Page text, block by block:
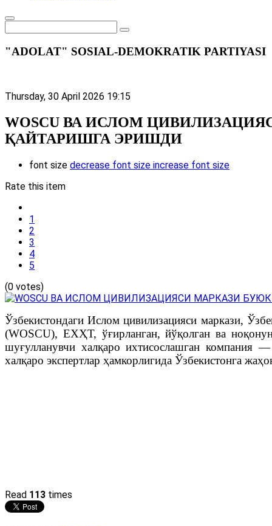
"ADOLAT" SOSIAL-DEMOKRATIK PARTIYASI
Thursday, 30 April 2026 19:15
WOSCU ВА ИСЛОМ
ҚАЙТАРИШГА ЭРИШДИ
font size decrease font size increase font size
Rate this item
1
2
3
4
5
(0 votes)
Ўзбекистондаги Ислом цивилизацияси маркази,
(WOSCU), ЕХҲТ, ўғирланган, йўқолган ва
шуғулланувчи халқаро ихтисослашган компания
халқаро экспертлар ҳамкорлигида Ўзбекистонга
Read 113 times